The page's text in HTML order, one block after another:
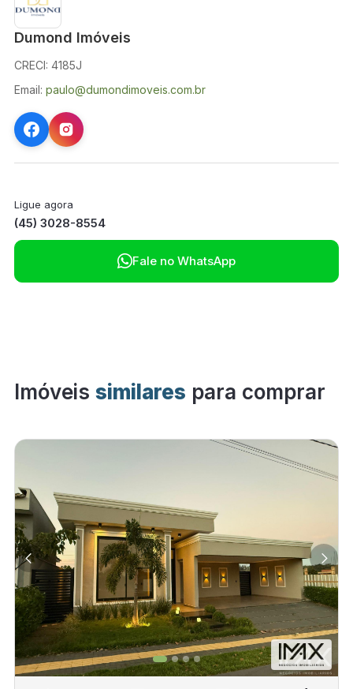
Dumond Imóveis
CRECI: 4185J
Email: paulo@dumondimoveis.com.br
Ligue agora
(45) 3028-8554
Fale no WhatsApp
Imóveis similares para comprar